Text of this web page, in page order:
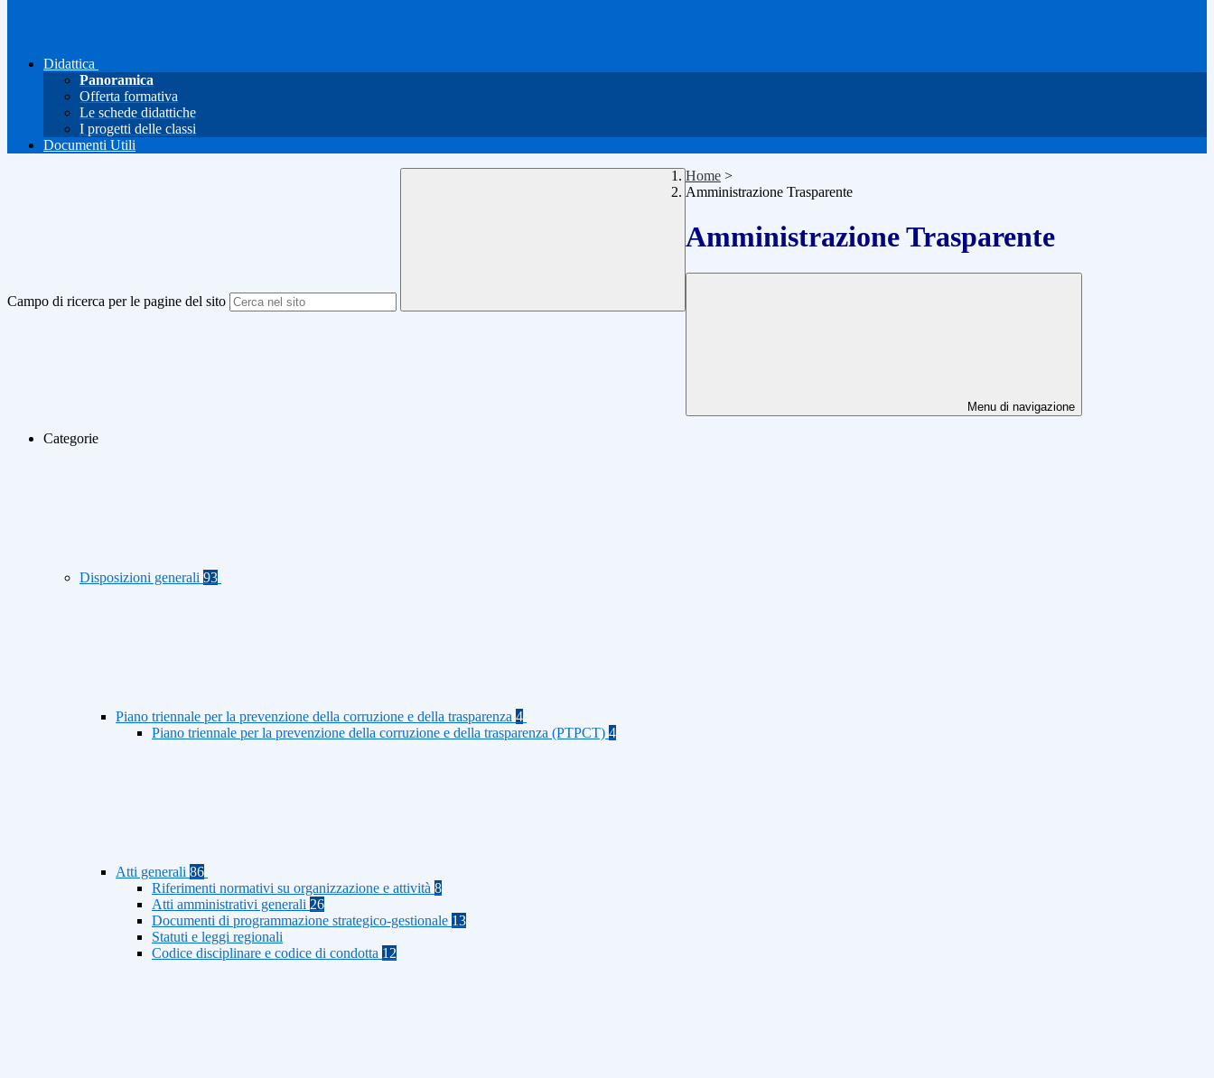
Didattica
Panoramica
Offerta formativa
Le schede didattiche
I progetti delle classi
Documenti Utili
Campo di ricerca per le pagine del sito
Home >
Amministrazione Trasparente
Amministrazione Trasparente
Menu di navigazione
Categorie
Disposizioni generali 93
Piano triennale per la prevenzione della corruzione e della trasparenza 4
Piano triennale per la prevenzione della corruzione e della trasparenza (PTPCT) 4
Atti generali 86
Riferimenti normativi su organizzazione e attività 8
Atti amministrativi generali 26
Documenti di programmazione strategico-gestionale 13
Statuti e leggi regionali
Codice disciplinare e codice di condotta 12